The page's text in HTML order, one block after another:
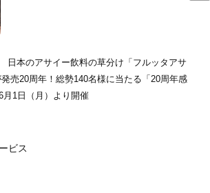
日本のアサイー飲料の草分け「フルッタアサ
売20周年！総勢140名様に当たる「20周年感
1日（月）より開催
ビス